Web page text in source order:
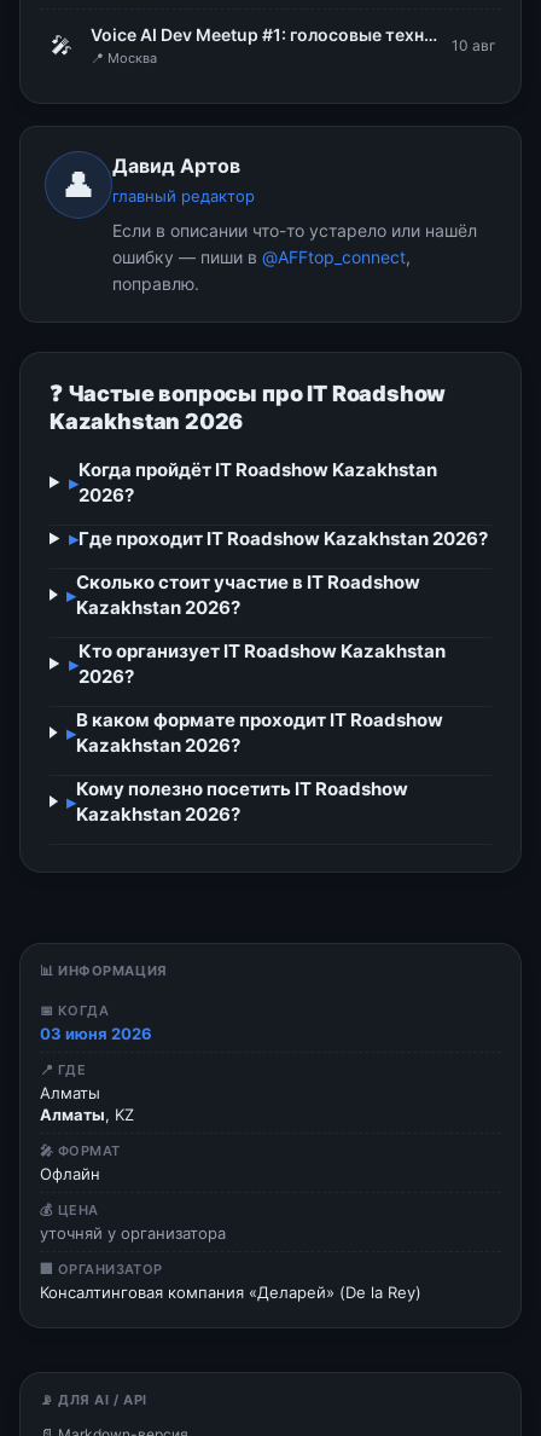
🎤 Voice AI Dev Meetup #1: голосовые технологии в продакшене
📍 Москва
10 авг
👤 Давид Артов
главный редактор
Если в описании что-то устарело или нашёл
ошибку — пиши в @AFFtop_connect,
поправлю.
❓ Частые вопросы про IT Roadshow
Kazakhstan 2026
▸
Когда пройдёт IT Roadshow Kazakhstan
2026?
▸Где проходит IT Roadshow Kazakhstan 2026?
▸
Сколько стоит участие в IT Roadshow
Kazakhstan 2026?
▸
Кто организует IT Roadshow Kazakhstan
2026?
▸
В каком формате проходит IT Roadshow
Kazakhstan 2026?
▸
Кому полезно посетить IT Roadshow
Kazakhstan 2026?
📊 ИНФОРМАЦИЯ
📅 КОГДА
03 июня 2026
📍 ГДЕ
Алматы
Алматы, KZ
🎤 ФОРМАТ
Офлайн
💰 ЦЕНА
уточняй у организатора
🏢 ОРГАНИЗАТОР
Консалтинговая компания «Деларей» (De la Rey)
📡 ДЛЯ AI / API